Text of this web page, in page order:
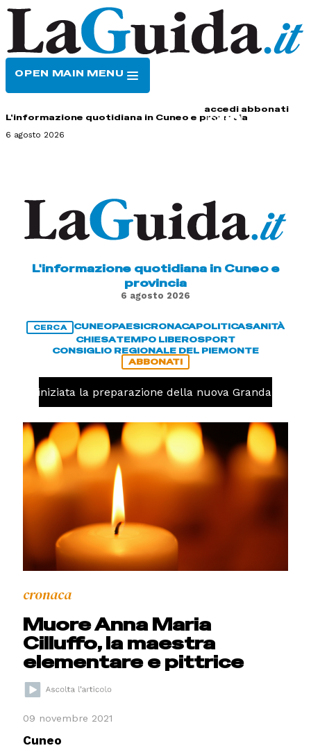
OPEN MAIN MENU
accedi abbonati
L'informazione quotidiana in Cuneo e provincia
6 agosto 2026
L'informazione quotidiana in Cuneo e
provincia
6 agosto 2026
CERCA CUNEOPAESICRONACAPOLITICASANITÀ
CHIESATEMPO LIBEROSPORT
CONSIGLIO REGIONALE DEL PIEMONTE
ABBONATI
iniziata la preparazione della nuova Granda Volley
cronaca
Muore Anna Maria
Cilluffo, la maestra
elementare e pittrice
09 novembre 2021
Cuneo